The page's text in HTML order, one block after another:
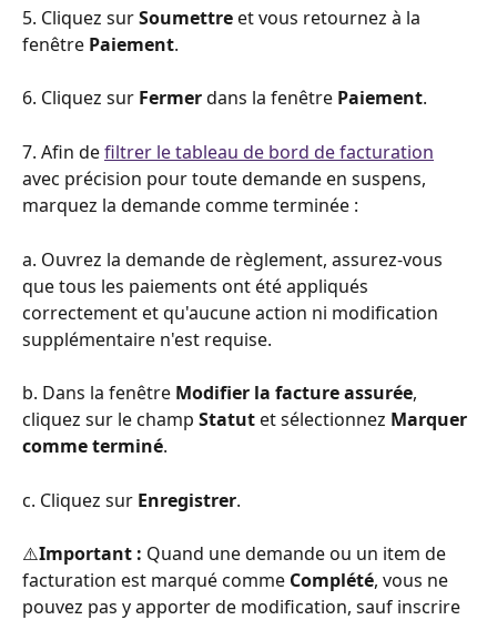
5. Cliquez sur Soumettre et vous retournez à la
fenêtre Paiement.
6. Cliquez sur Fermer dans la fenêtre Paiement.
7. Afin de filtrer le tableau de bord de facturation
avec précision pour toute demande en suspens,
marquez la demande comme terminée :
a. Ouvrez la demande de règlement, assurez-vous
que tous les paiements ont été appliqués
correctement et qu'aucune action ni modification
supplémentaire n'est requise.
b. Dans la fenêtre Modifier la facture assurée,
cliquez sur le champ Statut et sélectionnez Marquer
comme terminé.
c. Cliquez sur Enregistrer.
⚠️Important : Quand une demande ou un item de
facturation est marqué comme Complété, vous ne
pouvez pas y apporter de modification, sauf inscrire